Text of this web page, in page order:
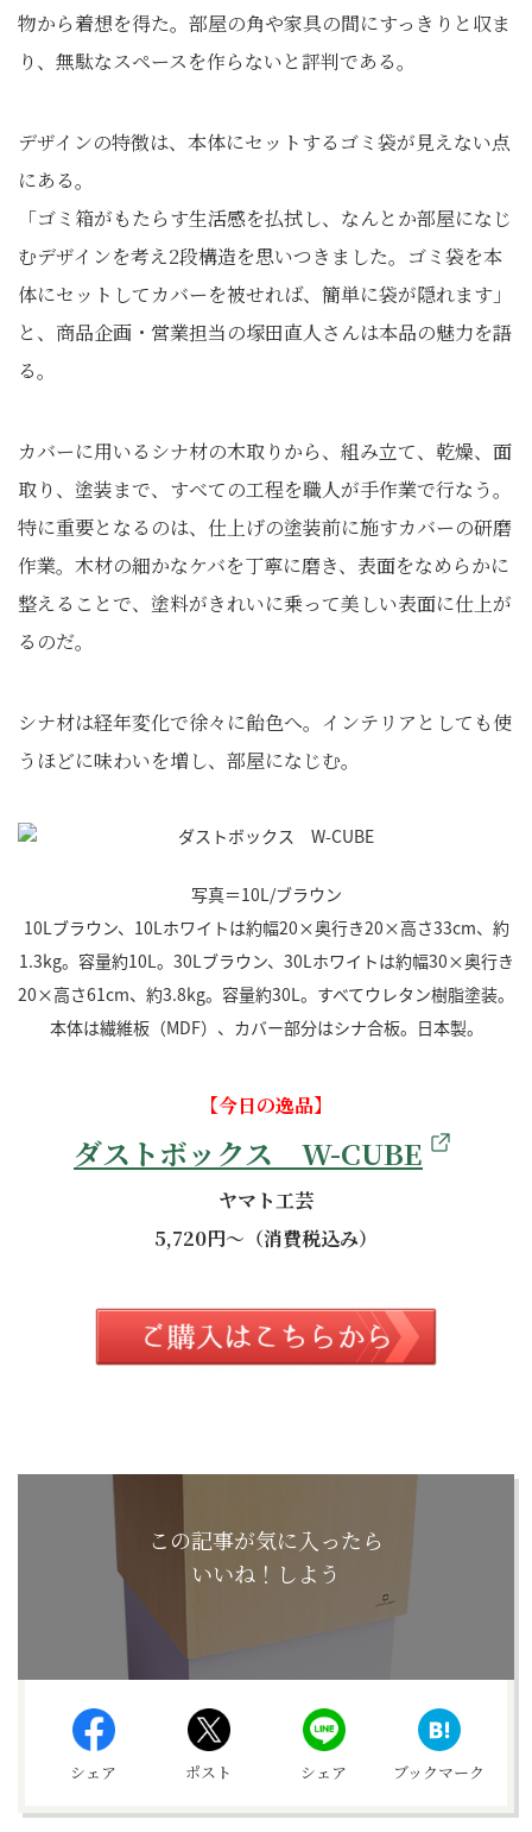
物から着想を得た。部屋の角や家具の間にすっきりと収ま
り、無駄なスペースを作らないと評判である。
デザインの特徴は、本体にセットするゴミ袋が見えない点
にある。
「ゴミ箱がもたらす生活感を払拭し、なんとか部屋になじ
むデザインを考え2段構造を思いつきました。ゴミ袋を本
体にセットしてカバーを被せれば、簡単に袋が隠れます」
と、商品企画・営業担当の塚田直人さんは本品の魅力を語
る。
カバーに用いるシナ材の木取りから、組み立て、乾燥、面
取り、塗装まで、すべての工程を職人が手作業で行なう。
特に重要となるのは、仕上げの塗装前に施すカバーの研磨
作業。木材の細かなケバを丁寧に磨き、表面をなめらかに
整えることで、塗料がきれいに乗って美しい表面に仕上が
るのだ。
シナ材は経年変化で徐々に飴色へ。インテリアとしても使
うほどに味わいを増し、部屋になじむ。
写真＝10L/ブラウン
10Lブラウン、10Lホワイトは約幅20×奥行き20×高さ33cm、約
1.3kg。容量約10L。30Lブラウン、30Lホワイトは約幅30×奥行き
20×高さ61cm、約3.8kg。容量約30L。すべてウレタン樹脂塗装。
本体は繊維板（MDF）、カバー部分はシナ合板。日本製。
【今日の逸品】
ダストボックス W-CUBE
ヤマト工芸
5,720円～（消費税込み）
この記事が気に入ったら
いいね！しよう
シェア ポスト シェア ブックマーク